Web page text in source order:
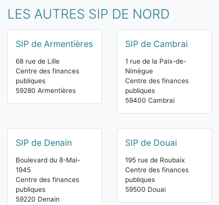
LES AUTRES SIP DE NORD
SIP de Armentières
68 rue de Lille
Centre des finances
publiques
59280 Armentières
SIP de Cambrai
1 rue de la Paix-de-
Nimègue
Centre des finances
publiques
59400 Cambrai
SIP de Denain
Boulevard du 8-Mai-
1945
Centre des finances
publiques
59220 Denain
SIP de Douai
195 rue de Roubaix
Centre des finances
publiques
59500 Douai